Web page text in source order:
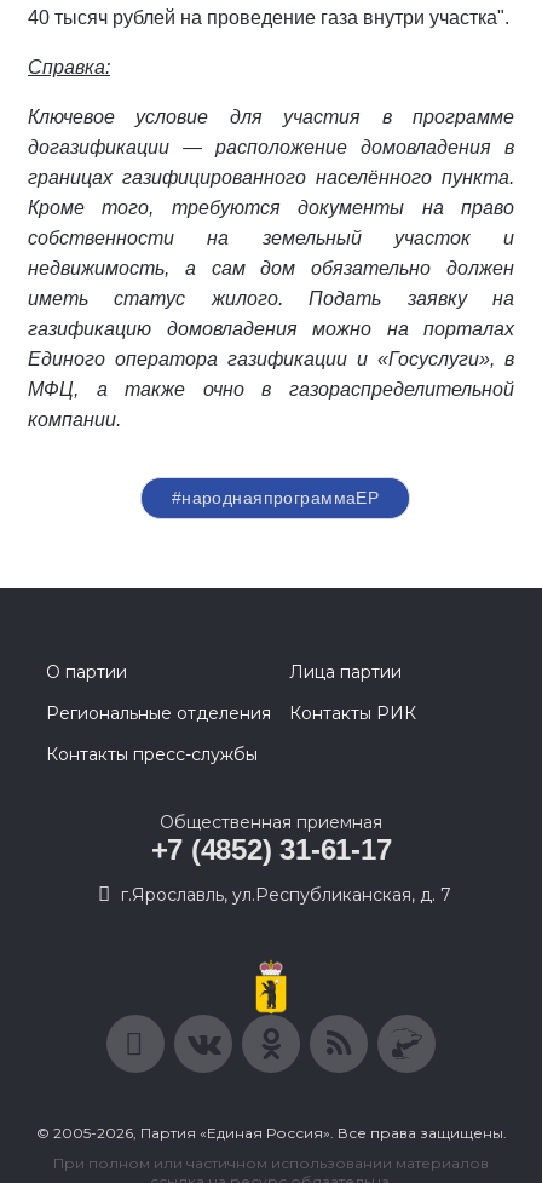
40 тысяч рублей на проведение газа внутри участка".
Справка:
Ключевое условие для участия в программе
догазификации — расположение домовладения в
границах газифицированного населённого пункта.
Кроме того, требуются документы на право
собственности на земельный участок и
недвижимость, а сам дом обязательно должен
иметь статус жилого.Подать заявку на
газификацию домовладения можно на порталах
Единого оператора газификации и «Госуслуги», в
МФЦ, а также очно в газораспределительной
компании.
#народнаяпрограммаЕР
О партии
Лица партии
Региональные отделения
Контакты РИК
Контакты пресс-службы
Общественная приемная
+7 (4852) 31-61-17
г.Ярославль, ул.Республиканская, д. 7
© 2005-2026, Партия «Единая Россия». Все права защищены.
При полном или частичном использовании материалов